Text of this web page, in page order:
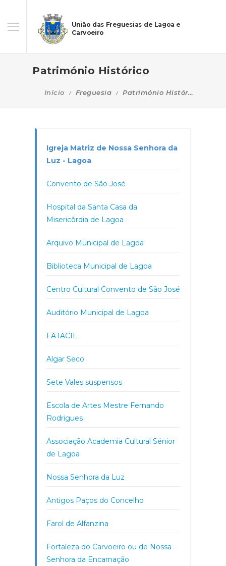
União das Freguesias de Lagoa e
Carvoeiro
Património Histórico
Início Freguesia Património Histórico
Igreja Matriz de Nossa Senhora da
Luz - Lagoa
Convento de São José
Hospital da Santa Casa da
Misericõrdia de Lagoa
Arquivo Municipal de Lagoa
Biblioteca Municipal de Lagoa
Centro Cultural Convento de São José
Auditório Municipal de Lagoa
FATACIL
Algar Seco
Sete Vales suspensos
Escola de Artes Mestre Fernando
Rodrigues
Associação Academia Cultural Sénior
de Lagoa
Nossa Senhora da Luz
Antigos Paços do Concelho
Farol de Alfanzina
Fortaleza do Carvoeiro ou de Nossa
Senhora da Encarnação